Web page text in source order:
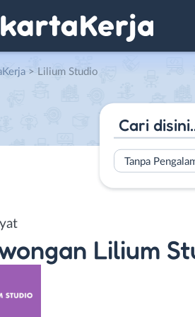
> Lilium Studio
Tanpa
Lilium